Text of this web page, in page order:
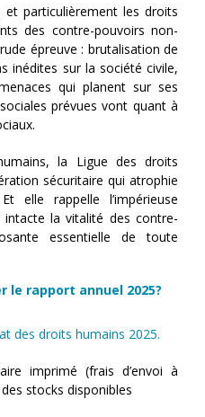
particulièrement les droits
des contre-pouvoirs non-
épreuve : brutalisation de
inédites sur la société civile,
qui planent sur ses
prévues vont quant à
la Ligue des droits
sécuritaire qui atrophie
elle rappelle l’impérieuse
la vitalité des contre-
essentielle de toute
le rapport annuel 2025?
des droits humains 2025.
imprimé (frais d’envoi à
stocks disponibles